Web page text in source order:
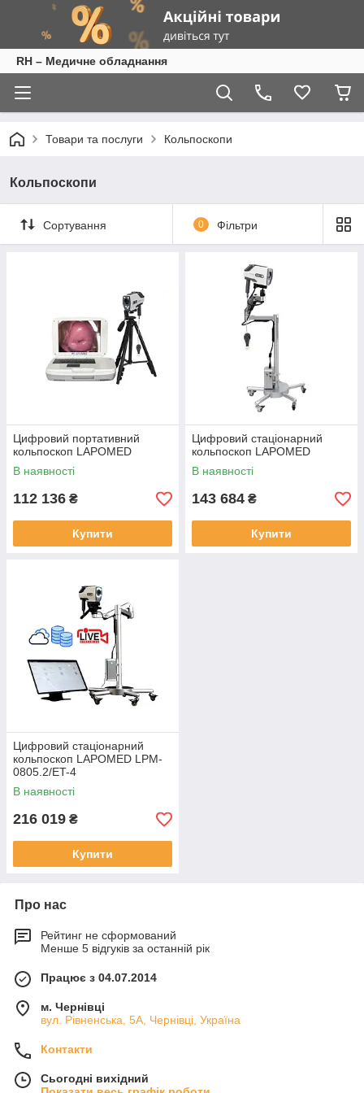
RH – Медичне обладнання
Товари та послуги Кольпоскопи
Кольпоскопи
Сортування 0 Фільтри
Цифровий портативний
кольпоскоп LAPOMED
В наявності
112 136 ₴
Купити
Цифровий стаціонарний
кольпоскоп LAPOMED
В наявності
143 684 ₴
Купити
Цифровий стаціонарний
кольпоскоп LAPOMED LPM-
0805.2/ET-4
В наявності
216 019 ₴
Купити
Про нас
Рейтинг не сформований
Менше 5 відгуків за останній рік
Працює з 04.07.2014
м. Чернівці
вул. Рівненська, 5А, Чернівці, Україна
Контакти
Сьогодні вихідний